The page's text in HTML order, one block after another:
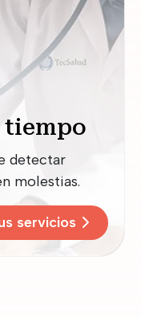
tiempo
detectar
molestias.
servicios